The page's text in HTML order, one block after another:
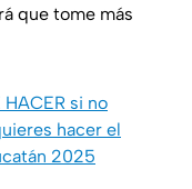
que tome más
HACER si no
hacer el
2025